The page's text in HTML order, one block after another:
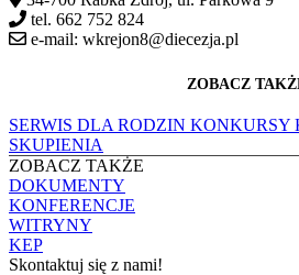
tel. 662 752 824
e-mail: wkrejon8@diecezja.pl
ZOBACZ
SERWIS DLA RODZIN KONKURSY
SKUPIENIA
ZOBACZ TAKŻE
DOKUMENTY
KONFERENCJE
WITRYNY
KEP
Skontaktuj się z nami!